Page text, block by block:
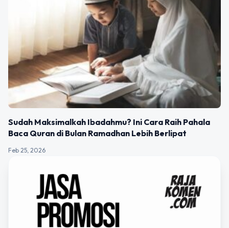
Sudah Maksimalkah Ibadahmu? Ini Cara Raih Pahala
Baca Quran di Bulan Ramadhan Lebih Berlipat
Feb 25, 2026